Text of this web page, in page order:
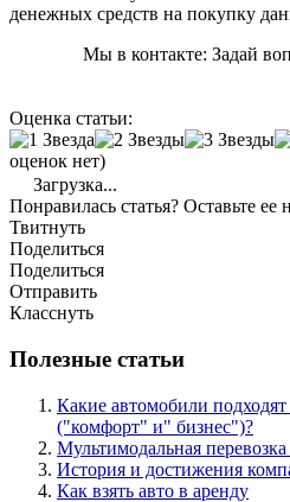
денежных средств на покупку
Мы в контакте: Задай
Оценка статьи:
оценок нет)
Загрузка...
Понравилась статья? Оставьте ее
Твитнуть
Поделиться
Поделиться
Отправить
Класснуть
Полезные статьи
Какие автомобили
("комфорт" и" бизнес")?
Мультимодальная
История и достижения
Как взять авто в аренду